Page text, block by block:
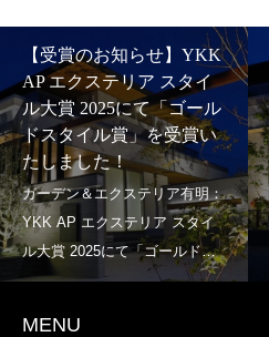
【受賞のお知らせ】YKK
AP エクステリア スタイ
ル大賞 2025にて「ゴール
ドスタイル賞」を受賞い
たしました！
MENU